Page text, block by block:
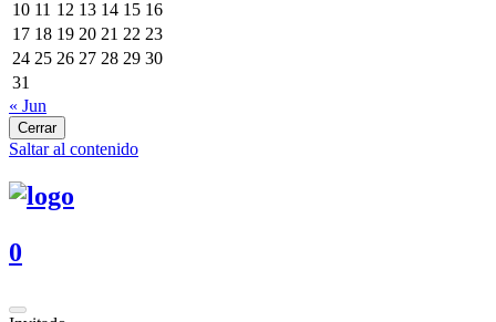
10 11 12 13 14 15 16
17 18 19 20 21 22 23
24 25 26 27 28 29 30
31
« Jun
Cerrar
Saltar al contenido
0